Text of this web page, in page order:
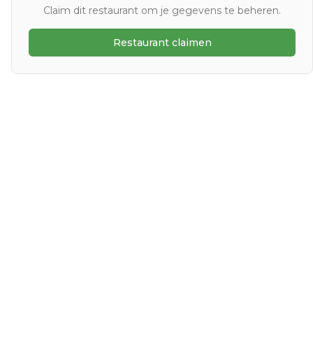
Claim dit restaurant om je gegevens te beheren.
Restaurant claimen